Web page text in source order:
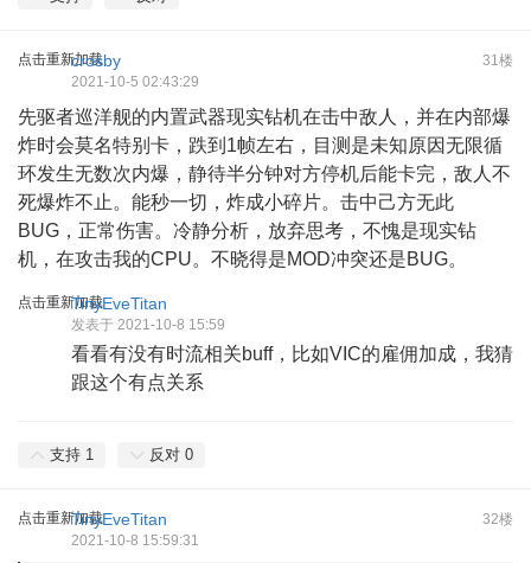
点击重新加载 31楼
crosby
2021-10-5 02:43:29
先驱者巡洋舰的内置武器现实钻机在击中敌人，并在内部爆
炸时会莫名特别卡，跌到1帧左右，目测是未知原因无限循
环发生无数次内爆，静待半分钟对方停机后能卡完，敌人不
死爆炸不止。能秒一切，炸成小碎片。击中己方无此
BUG，正常伤害。冷静分析，放弃思考，不愧是现实钻
机，在攻击我的CPU。不晓得是MOD冲突还是BUG。
点击重新加载TinyEveTitan
发表于 2021-10-8 15:59
看看有没有时流相关buff，比如VIC的雇佣加成，我猜
跟这个有点关系
支持 1 反对 0
点击重新加载 32楼
TinyEveTitan
2021-10-8 15:59:31